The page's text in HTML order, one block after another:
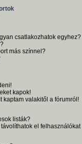
csatlakozhatok egyhez?
más színnel?
kapok!
kaptam valakitől a fórumról!
listák?
el